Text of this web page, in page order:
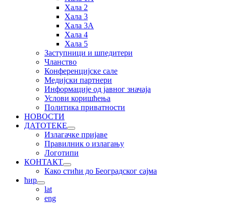
Хала 2
Хала 3
Хала 3А
Хала 4
Хала 5
Заступници и шпедитери
Чланство
Конференцијске сале
Медијски партнери
Информације од јавног значаја
Услови коришћења
Политика приватности
НОВОСТИ
ДАТОТЕКЕ
Излагачке пријаве
Правилник о излагању
Логотипи
КОНТАКТ
Како стићи до Београдског сајма
ћир
lat
eng